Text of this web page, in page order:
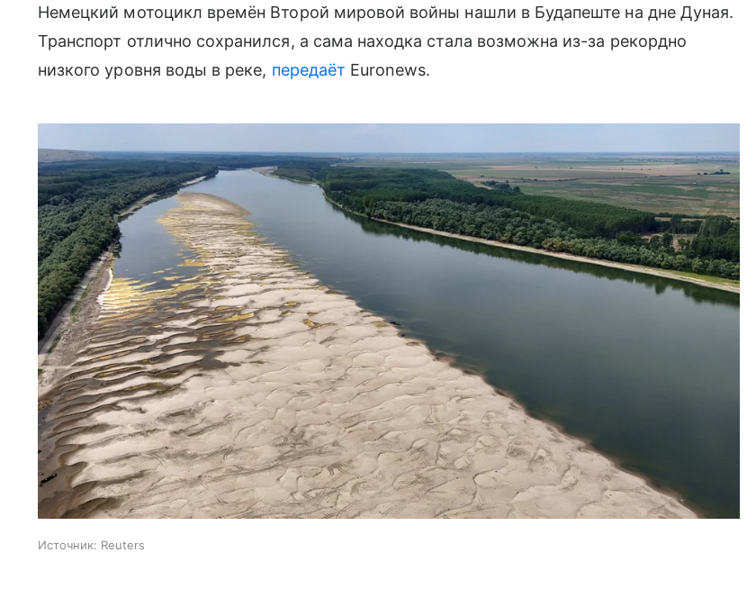
Немецкий мотоцикл времён Второй мировой войны нашли в Будапеште на дне Дуная.
Транспорт отлично сохранился, а сама находка стала возможна из-за рекордно
низкого уровня воды в реке, передаёт Euronews.
Источник: Reuters